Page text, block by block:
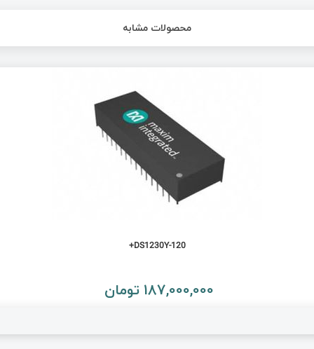
محصولات مشابه
DS1230Y-120+
187,000,000 تومان